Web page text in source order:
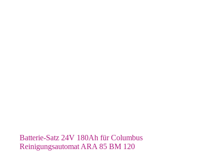
Batterie-Satz 24V 180Ah für Columbus
Reinigungsautomat ARA 85 BM 120